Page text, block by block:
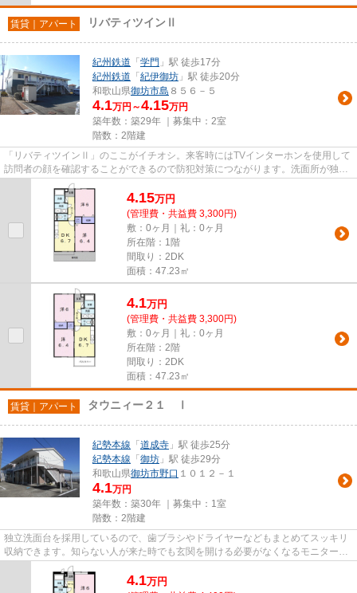
賃貸｜アパート リバティツインⅡ
紀州鉄道 「 学門 」駅 徒歩17分
紀州鉄道 「 紀伊御坊 」駅 徒歩20分
和歌山県御坊市島 ８５６－５
4.1万円～4.15万円
築年数：築29年 ｜募集中： 2室
階数：2階建
「リバティツインⅡ」のここがイチオシ。来客時にはTVインターホンを使用して
訪問者の顔を確認することができるので防犯対策につながります。洗面所が独立
した、使い勝手の良い環境が魅...
4.15万円
(管理費・共益費 3,300円)
敷：0ヶ月｜礼：0ヶ月
所在階：1階
間取り：2DK
面積：47.23㎡
4.1万円
(管理費・共益費 3,300円)
敷：0ヶ月｜礼：0ヶ月
所在階：2階
間取り：2DK
面積：47.23㎡
賃貸｜アパート タウニィー２１ Ⅰ
紀勢本線 「 道成寺 」駅 徒歩25分
紀勢本線 「 御坊 」駅 徒歩29分
和歌山県御坊市野口 １０１２－１
4.1万円
築年数：築30年 ｜募集中： 1室
階数：2階建
独立洗面台を採用しているので、歯ブラシやドライヤーなどもまとめてスッキリ
収納できます。知らない人が来た時でも玄関を開ける必要がなくなるモニター付
きインターホンを備えており...
4.1万円